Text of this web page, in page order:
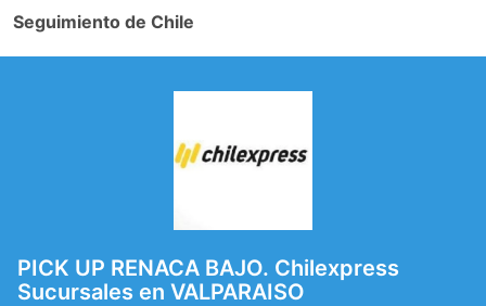
Seguimiento de Chile
PICK UP RENACA BAJO. Chilexpress
Sucursales en VALPARAISO